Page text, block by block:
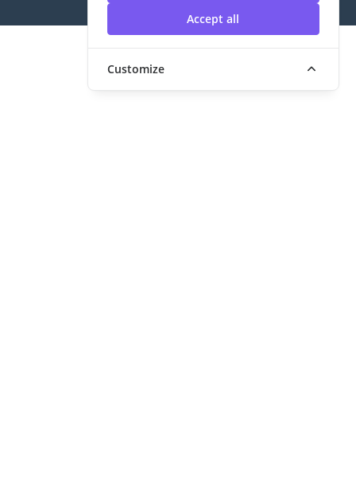
Accept all
Customize